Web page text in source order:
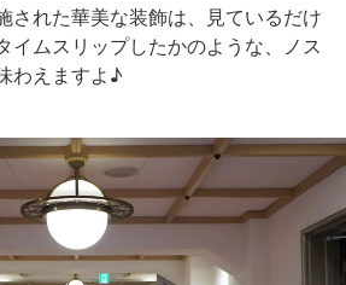
された華美な装飾は、見ているだけ
イムスリップしたかのような、ノス
わえますよ♪